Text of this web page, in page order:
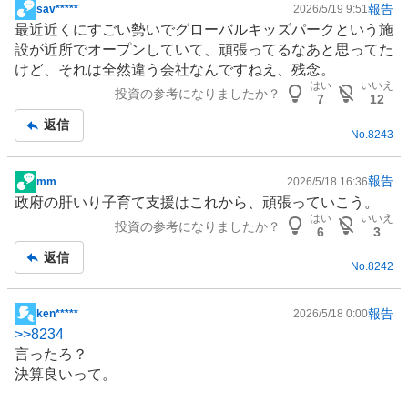
掲
示
板
記
sav***** 2026/5/19 9:51報告
最近近くにすごい勢いでグローバルキッズパークという施
設が近所でオープンしていて、頑張ってるなあと思ってた
けど、それは全然違う会社なんですねえ、残念。
投資の参考になりましたか？
はい
7
いいえ
12
返信
No. 8243
掲
示
事
mm 2026/5/18 16:36報告
政府の肝いり 子育て支援はこれから、頑張っていこう。
投資の参考になりましたか？
はい
6
いいえ
3
返信
No.8242
掲
示
板
記
ken***** 2026/5/18 0:00報告
>>8234
言ったろ？
決算良いって。